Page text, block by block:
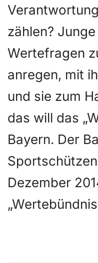
zählen?
Wertefragen
anregen, mit
und sie zum
das will das
Bayern. Der
Dezember